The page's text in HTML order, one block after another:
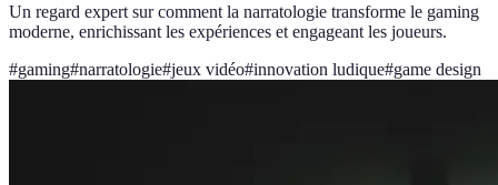
Un regard expert sur comment la narratologie transforme le gaming
moderne, enrichissant les expériences et engageant les joueurs.
#gaming#narratologie#jeux vidéo#innovation ludique#game design